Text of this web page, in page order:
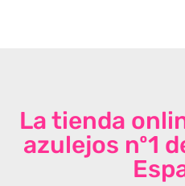
La tienda
azulejos nº1